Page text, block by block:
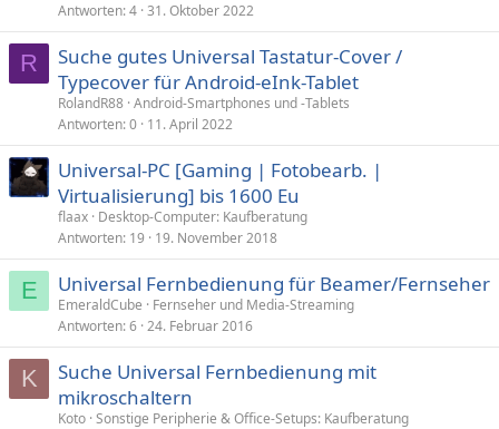
Antworten 4 31. Oktober 2022
R
Suche gutes Universal Tastatur-Cover /
Typecover für Android-eInk-Tablet
RolandR88 Android-Smartphones und -Tablets
Antworten 0 11. April 2022
Universal-PC [Gaming | Fotobearb. |
Virtualisierung] bis 1600 Eu
flaax Desktop-Computer: Kaufberatung
Antworten 19 19. November 2018
E Universal Fernbedienung für Beamer/Fernseher
EmeraldCube
Fernseher und Media-Streaming
Antworten 6 24. Februar 2016
K
Suche Universal Fernbedienung mit
mikroschaltern
Koto Sonstige Peripherie & Office-Setups: Kaufberatung